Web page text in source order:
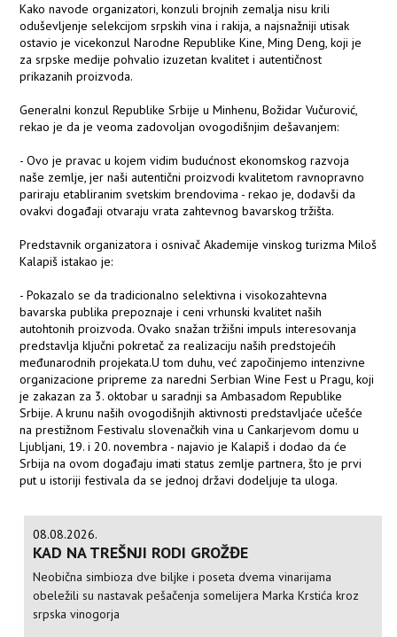
Kako navode organizatori, konzuli brojnih zemalja nisu krili
oduševljenje selekcijom srpskih vina i rakija, a najsnažniji utisak
ostavio je vicekonzul Narodne Republike Kine, Ming Deng, koji je
za srpske medije pohvalio izuzetan kvalitet i autentičnost
prikazanih proizvoda.
Generalni konzul Republike Srbije u Minhenu, Božidar Vučurović,
rekao je da je veoma zadovoljan ovogodišnjim dešavanjem:
- Ovo je pravac u kojem vidim budućnost ekonomskog razvoja
naše zemlje, jer naši autentični proizvodi kvalitetom ravnopravno
pariraju etabliranim svetskim brendovima - rekao je, dodavši da
ovakvi događaji otvaraju vrata zahtevnog bavarskog tržišta.
Predstavnik organizatora i osnivač Akademije vinskog turizma Miloš
Kalapiš istakao je:
- Pokazalo se da tradicionalno selektivna i visokozahtevna
bavarska publika prepoznaje i ceni vrhunski kvalitet naših
autohtonih proizvoda. Ovako snažan tržišni impuls interesovanja
predstavlja ključni pokretač za realizaciju naših predstojećih
međunarodnih projekata.U tom duhu, već započinjemo intenzivne
organizacione pripreme za naredni Serbian Wine Fest u Pragu, koji
je zakazan za 3. oktobar u saradnji sa Ambasadom Republike
Srbije. A krunu naših ovogodišnjih aktivnosti predstavljaće učešće
na prestižnom Festivalu slovenačkih vina u Cankarjevom domu u
Ljubljani, 19. i 20. novembra - najavio je Kalapiš i dodao da će
Srbija na ovom događaju imati status zemlje partnera, što je prvi
put u istoriji festivala da se jednoj državi dodeljuje ta uloga.
08.08.2026.
KAD NA TREŠNJI RODI GROŽĐE
Neobična simbioza dve biljke i poseta dvema vinarijama
obeležili su nastavak pešačenja somelijera Marka Krstića kroz
srpska vinogorja